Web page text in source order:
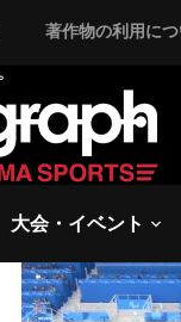
著作物の利用に
大会・イベント
2018/3/11 日曜日 -
【平昌
ッケー